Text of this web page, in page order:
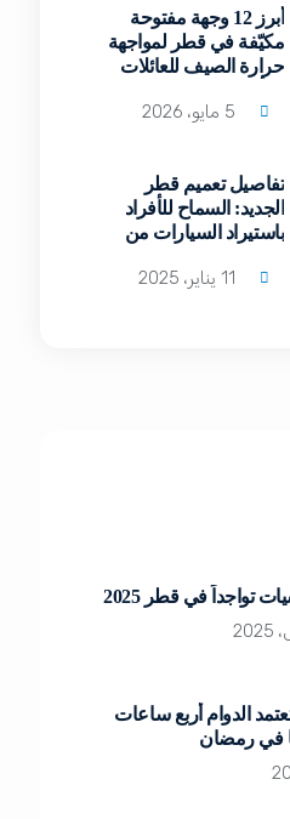
أبرز 12 وجهة مفتوحة
مكيّفة في قطر لمواجهة
حرارة الصيف للعائلات
5 مايو، 2026
تفاصيل تعميم قطر
الجديد: السماح للأفراد
باستيراد السيارات من
11 يناير، 2025
الدوام أربع ساعات
في رمضان